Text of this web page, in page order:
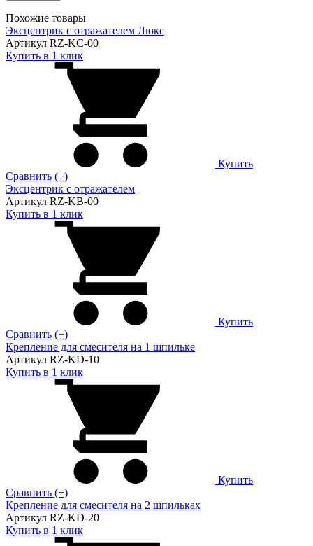
Похожие товары
Эксцентрик с отражателем Люкс
Артикул RZ-KC-00
Купить в 1 клик
Купить
Сравнить (+)
Эксцентрик с отражателем
Артикул RZ-KB-00
Купить в 1 клик
Купить
Сравнить (+)
Крепление для смесителя на 1 шпильке
Артикул RZ-KD-10
Купить в 1 клик
Купить
Сравнить (+)
Крепление для смесителя на 2 шпильках
Артикул RZ-KD-20
Купить в 1 клик